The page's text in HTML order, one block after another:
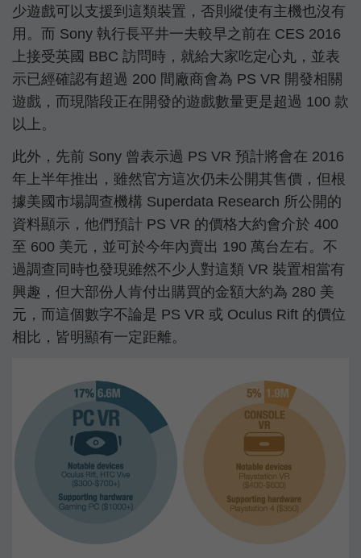
少遊戲可以支援到這類裝置，否則縱使有主機也沒有
用。而 Sony 執行長平井一夫較早之前在 CES 2016
上接受英國 BBC 訪問時，就給大家吃定心丸，並表
示已經確認有超過 200 間廠商會為 PS VR 開發相關
遊戲，而現階段正在開發的遊戲數量更是超過 100 款
以上。
此外，先前 Sony 曾表示過 PS VR 預計將會在 2016
年上半年推出，雖然官方這次仍未公開其售價，但根
據美國市場調查機構 Superdata Research 所公開的
資料顯示，他們預計 PS VR 的價格大約會介於 400
至 600 美元，並可於今年內賣出 190 萬台左右。不
過調查同時也發現雖然不少人對這類 VR 裝置相當有
興趣，但大部份人肯付出購買的金額大約為 280 美
元，而這個數字不論是 PS VR 或 Oculus Rift 的價位
相比，皆明顯有一定距離。